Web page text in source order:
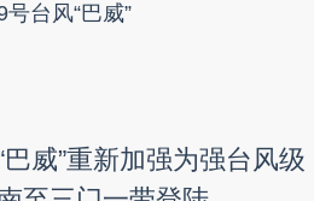
台风“巴威”
巴威”重新加强为强台风